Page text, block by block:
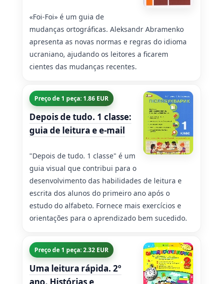
«Foi-Foi» é um guia de
mudanças ortográficas. Aleksandr Abramenko
apresenta as novas normas e regras do idioma
ucraniano, ajudando os leitores a ficarem
cientes das mudanças recentes.
Preço de 1 peça: 1.86 EUR
Depois de tudo. 1 classe:
guia de leitura e e-mail
"Depois de tudo. 1 classe" é um
guia visual que contribui para o
desenvolvimento das habilidades de leitura e
escrita dos alunos do primeiro ano após o
estudo do alfabeto. Fornece mais exercícios e
orientações para o aprendizado bem sucedido.
Preço de 1 peça: 2.32 EUR
Uma leitura rápida. 2º